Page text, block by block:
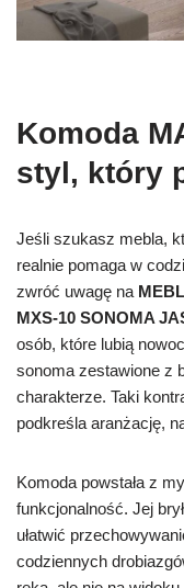
Komoda
styl, który
Jeśli szukasz mebla,
realnie pomaga w
zwróć uwagę na
MXS-10 SONOMA
osób, które lubią
sonoma zestawione z
charakterze. Taki
podkreśla aranżację,
Komoda powstała z
funkcjonalność. Jej
ułatwić
codziennych